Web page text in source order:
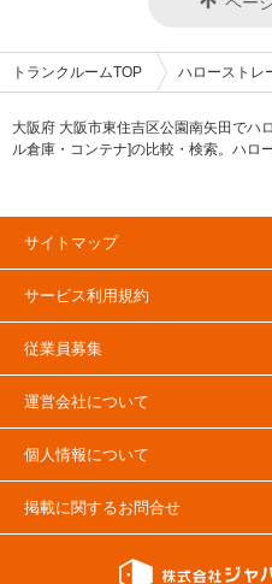
マザーズ上場企業が運営しているバ
ことはもちろん、小さなトラブルで
ださい。 簡単手続き。スマートキーを採用したことで、その場で専用アプ
リを使って施設のエントランスキー
もスムーズに内覧できます。また、
わせください。 編集後記 誰もが知っているキャラクター「キティちゃん」
がビル正面に大きく貼られているト
開始した新しいトランクルームのサ
という声が返ってきた。もともと同
国内トップシェアを誇る企業だが、
イメージも安心のセキュリティやク
カバーしている。一度使ってみると
うお客様が多いというのも納得できる
トランクルームTOP ハローストレ
大阪府 大阪市東住吉区公園南矢田でハ
ル倉庫・コンテナ]の比較・検索。ハロ
ランクルーム・レンタル倉庫・レンタ
たい地域から探して、広さ・料金[賃料
入れ可能などの希望条件で絞込み！豊
納スペースを簡単に探せるトランクル
サイトマップ
サービス利用規約
従業員募集
運営会社について
個人情報について
掲載に関するお問合せ